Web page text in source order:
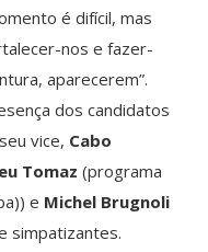
é difícil, mas
nos e fazer-
aparecerem”.
dos candidatos
vice, Cabo
Tomaz (programa
e Michel Brugnoli
simpatizantes.